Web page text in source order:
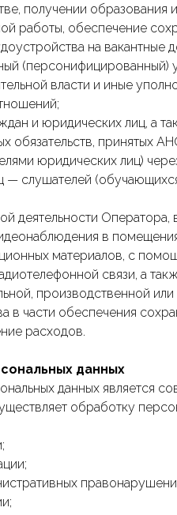
получении
работы, обеспечение
на вакантные
власти и иные
и юридических лиц, а
обязательств,
юридических лиц)
— слушателей
деятельности Оператора,
в
материалов, с
связи, а
производственной
в части обеспечения
расходов.
данных
данных является
обработку